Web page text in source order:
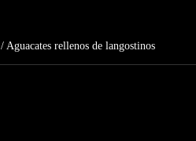
/ Aguacates rellenos de langostinos